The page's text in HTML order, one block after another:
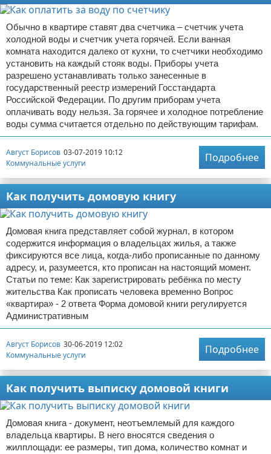
Обычно в квартире ставят два счетчика – счетчик учета
холодной воды и счетчик учета горячей. Если ванная
комната находится далеко от кухни, то счетчики необходимо
установить на каждый стояк воды. Приборы учета
разрешено устанавливать только занесенные в
государственный реестр измерений Госстандарта
Российской Федерации. По другим приборам учета
оплачивать воду нельзя. За горячее и холодное потребление
воды сумма считается отдельно по действующим тарифам.
Август Борисов 03-07-2019 10:12
Коммунальные услуги
Подробнее
Как получить домовую книгу
Домовая книга представляет собой журнал, в котором
содержится информация о владельцах жилья, а также
фиксируются все лица, когда-либо прописанные по данному
адресу, и, разумеется, кто прописан на настоящий момент.
Статьи по теме: Как зарегистрировать ребёнка по месту
жительства Как прописать человека временно Вопрос
«квартира» - 2 ответа Форма домовой книги регулируется
Административным
Август Борисов 30-06-2019 12:02
Коммунальные услуги
Подробнее
Как получить выписку домовой книги
Домовая книга - документ, неотъемлемый для каждого
владельца квартиры. В него вносятся сведения о
жилплощади: ее размеры, тип дома, количество комнат и